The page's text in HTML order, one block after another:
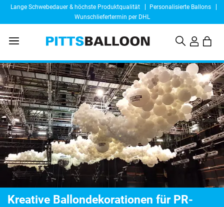
Lange Schwebedauer & höchste Produktqualität
Personalisierte Ballons
Wunschliefertermin per DHL
Kreative Ballondekorationen für PR-